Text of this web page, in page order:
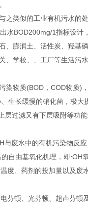
之类似的工业有机污水
水BOD200mg/1指标设计，
、膨润土、活性炭、羟基
学校、、工厂等生活污
染物质(BOD，COD物质)
、生长缓慢的硝化菌，极
过滤又有下层吸附等功
废水中的有机污染物反
自由基氧化机理，即ꞏOH
度、药剂的投加量以及
芬顿、光芬顿、超声芬